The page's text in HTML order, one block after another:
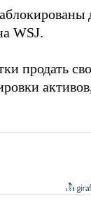
WSJ.
продать